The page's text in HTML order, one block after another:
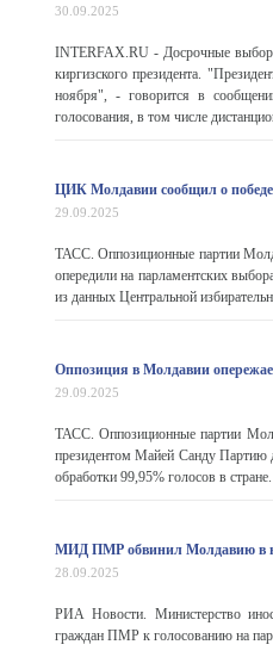
30.09.2025
INTERFAX.RU - Досрочные
киргизского президента.
ноября", - говорится в
голосования, в том числе
ЦИК Молдавии сообщил о
29.09.2025
ТАСС. Оппозиционные партии
опередили на парламентских
из данных Центральной
Оппозиция в Молдавии
29.09.2025
ТАСС. Оппозиционные партии
президентом Майей Санду Партию
обработки 99,95% голосов в
МИД ПМР обвинил Молдавию в
28.09.2025
РИА Новости. Министерство
граждан ПМР к голосованию на